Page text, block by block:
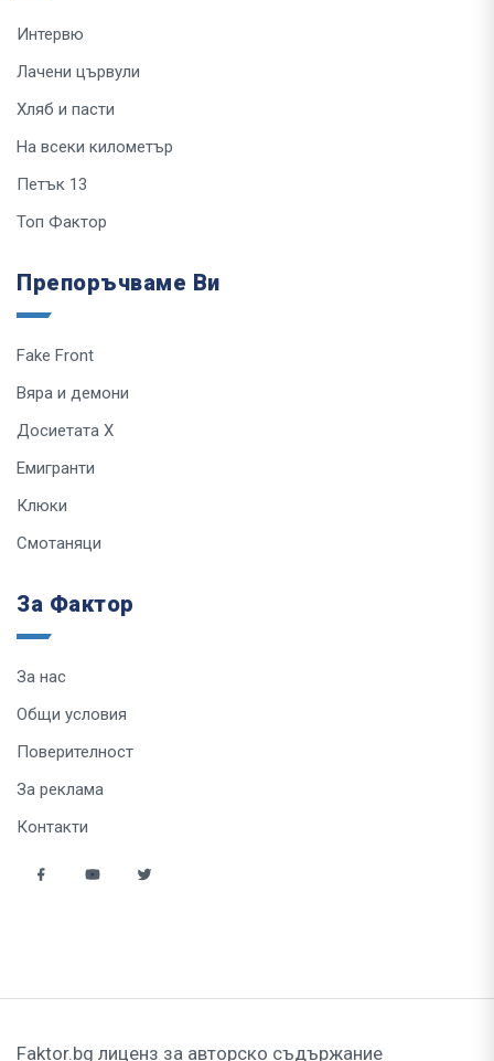
Интервю
Лачени цървули
Хляб и пасти
На всеки километър
Петък 13
Топ Фактор
Препоръчваме Ви
Fake Front
Вяра и демони
Досиетата Х
Емигранти
Клюки
Смотаняци
За Фактор
За нас
Общи условия
Поверителност
За реклама
Контакти
Faktor.bg лиценз за авторско съдържание